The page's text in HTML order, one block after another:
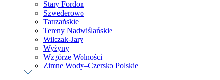
Stary Fordon
Szwederowo
Tatrzańskie
Tereny Nadwiślańskie
Wilczak-Jary
Wyżyny
Wzgórze Wolności
Zimne Wody–Czersko Polskie